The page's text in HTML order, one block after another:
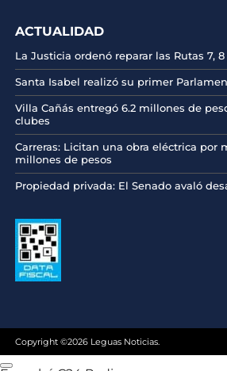
ACTUALIDAD
La Justicia ordenó reparar las Rutas 7, 8
Santa Isabel realizó su primer
Villa Cañás entregó 6.2 millones de
clubes
Carreras: Licitan una obra eléctrica por
millones de pesos
Propiedad privada: El Senado avaló
Copyright ©2026 Leguas Noticias.